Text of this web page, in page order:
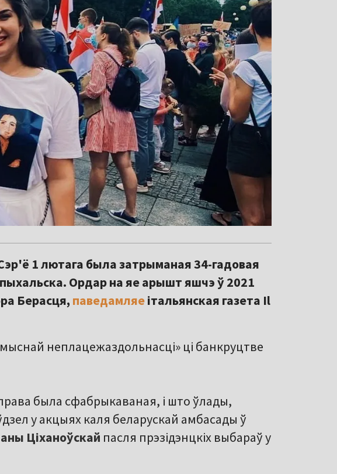
1 лютага была затрыманая 34-гадовая
Ордар на яе арышт яшчэ ў 2021
Берасця, паведамляеітальянская газета Il
неплацежаздольнасці» ці банкруцтве
была сфабрыкаваная, і што ўлады,
у акцыях каля беларускай амбасады ў
Ціханоўскай пасля прэзідэнцкіх выбараў у